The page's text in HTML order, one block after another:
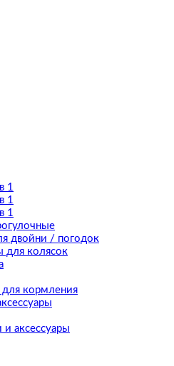
1
1
1
двойни / погодок
для колясок
кормления
аксессуары